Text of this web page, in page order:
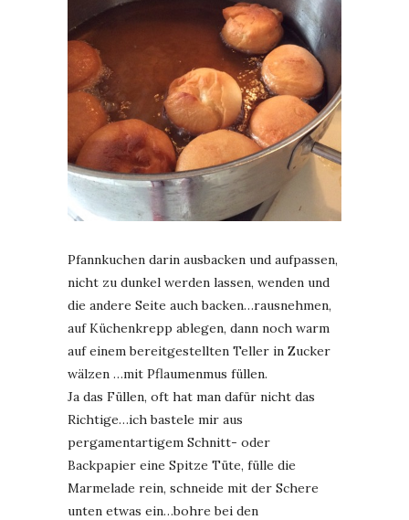
Pfannkuchen darin ausbacken und aufpassen,
nicht zu dunkel werden lassen, wenden und
die andere Seite auch backen…rausnehmen,
auf Küchenkrepp ablegen, dann noch warm
auf einem bereitgestellten Teller in Zucker
wälzen …mit Pflaumenmus füllen.
Ja das Füllen, oft hat man dafür nicht das
Richtige…ich bastele mir aus
pergamentartigem Schnitt- oder
Backpapier eine Spitze Tüte, fülle die
Marmelade rein, schneide mit der Schere
unten etwas ein…bohre bei den